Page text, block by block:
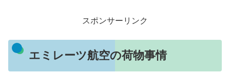
スポンサーリンク
エミレーツ航空の荷物事情